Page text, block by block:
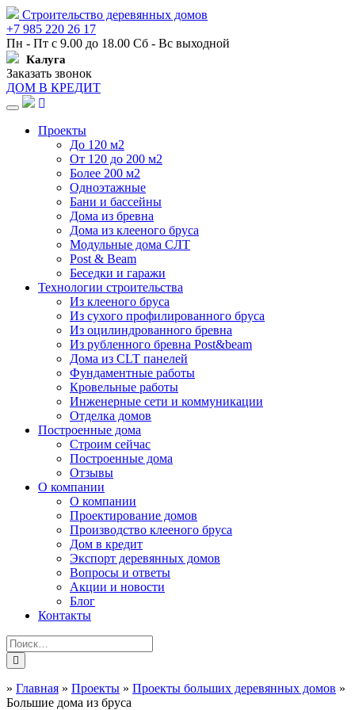
Строительство деревянных домов
+7 985 220 26 17
Пн - Пт с 9.00 до 18.00 Сб - Вс выходной
Калуга
Заказать звонок
ДОМ В КРЕДИТ
Навигация
Проекты
До 120 м2
От 120 до 200 м2
Более 200 м2
Одноэтажные
Бани и бассейны
Дома из бревна
Дома из клееного бруса
Модульные дома СЛТ
Post & Beam
Беседки и гаражи
Технологии строительства
Из клееного бруса
Из сухого профилированного бруса
Из оцилиндрованного бревна
Из рубленного бревна Post&beam
Дома из CLT панелей
Фундаментные работы
Кровельные работы
Инженерные сети и коммуникации
Отделка домов
Построенные дома
Строим сейчас
Построенные дома
Отзывы
О компании
О компании
Проектирование домов
Производство клееного бруса
Дом в кредит
Экспорт деревянных домов
Вопросы и ответы
Акции и новости
Блог
Контакты
» Главная » Проекты » Проекты больших деревянных домов »
Большие дома из бруса